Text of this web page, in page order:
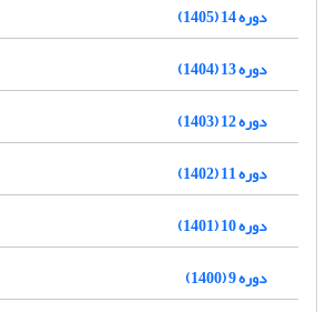
دوره 14 (1405)
دوره 13 (1404)
دوره 12 (1403)
دوره 11 (1402)
دوره 10 (1401)
دوره 9 (1400)